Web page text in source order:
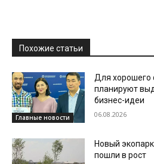
Похожие статьи
Главные новости
Для хорошего
планируют
бизнес-идеи
06.08.2026
Новый
пошли в рост